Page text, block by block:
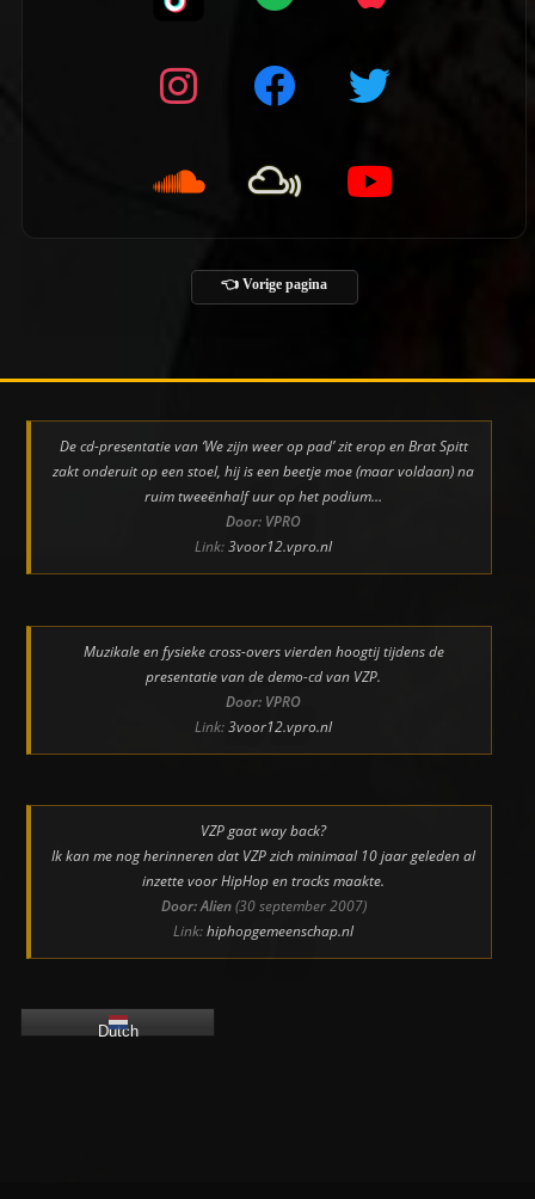
👈 Vorige pagina
De cd-presentatie van ‘We zijn weer op pad’ zit erop en Brat Spitt
zakt onderuit op een stoel, hij is een beetje moe (maar voldaan) na
ruim tweeënhalf uur op het podium…
Door: VPRO
Link:3voor12.vpro.nl
Muzikale en fysieke cross-overs vierden hoogtij tijdens de
presentatie van de demo-cd van VZP.
Door: VPRO
Link:3voor12.vpro.nl
VZP gaat way back?
Ik kan me nog herinneren dat VZP zich minimaal 10 jaar geleden al
inzette voor HipHop en tracks maakte.
Door: Alien(30 september 2007)
Link:hiphopgemeenschap.nl
Dutch